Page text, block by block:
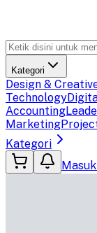
Kategori
Design &
Technology
Accounting
Marketing
Kategori